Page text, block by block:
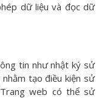
dữ liệu và đọc dữ
tin như nhật ký sử
tạo điều kiện sử
web có thể sử